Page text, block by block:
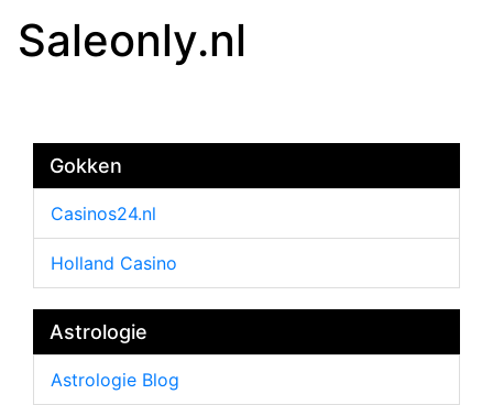
Saleonly.nl
Gokken
Casinos24.nl
Holland Casino
Astrologie
Astrologie Blog